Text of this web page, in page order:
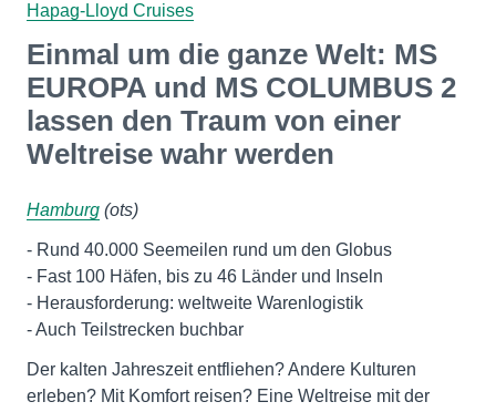
Hapag-Lloyd Cruises
Einmal um die ganze Welt: MS
EUROPA und MS COLUMBUS 2
lassen den Traum von einer
Weltreise wahr werden
Hamburg (ots)
- Rund 40.000 Seemeilen rund um den Globus
- Fast 100 Häfen, bis zu 46 Länder und Inseln
- Herausforderung: weltweite Warenlogistik
- Auch Teilstrecken buchbar
Der kalten Jahreszeit entfliehen? Andere Kulturen
erleben? Mit Komfort reisen? Eine Weltreise mit der